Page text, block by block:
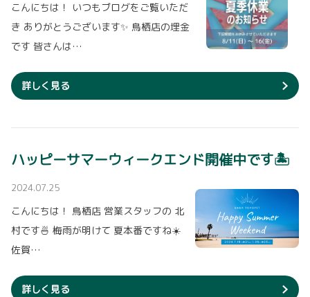
こんにちは！ いつもブログをご覧いただ
き ありがとうございます✨ 鳥栖店の埋金
です 皆さんは…
詳しく見る
ハッピーサマーウィークエンド開催中です🏝
2024.07.25
こんにちは！ 鳥栖店 営業スタッフの 北
村です🍜 梅雨が明けて 夏本番ですね☀️
佐賀…
詳しく見る